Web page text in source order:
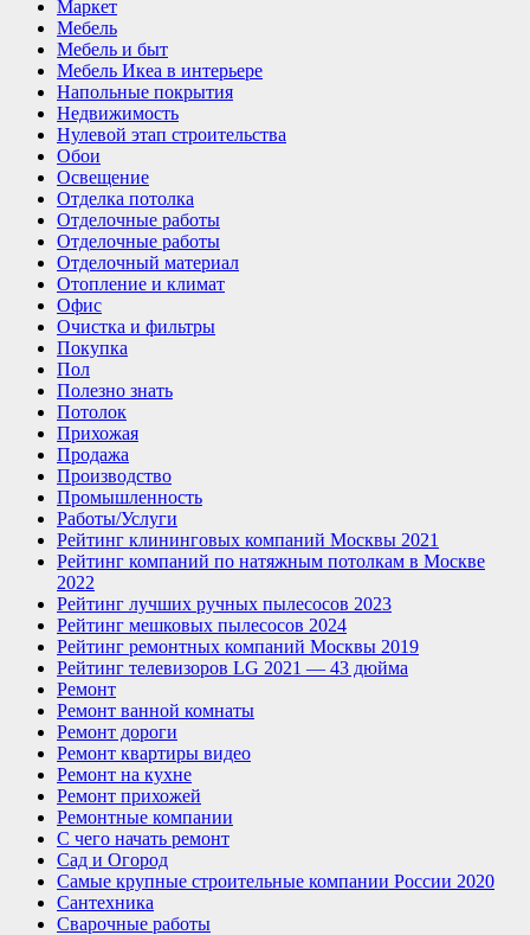
Маркет
Мебель
Мебель и быт
Мебель Икеа в интерьере
Напольные покрытия
Недвижимость
Нулевой этап строительства
Обои
Освещение
Отделка потолка
Отделочные работы
Отделочные работы
Отделочный материал
Отопление и климат
Офис
Очистка и фильтры
Покупка
Пол
Полезно знать
Потолок
Прихожая
Продажа
Производство
Промышленность
Работы/Услуги
Рейтинг клининговых компаний Москвы 2021
Рейтинг компаний по натяжным потолкам в Москве
2022
Рейтинг лучших ручных пылесосов 2023
Рейтинг мешковых пылесосов 2024
Рейтинг ремонтных компаний Москвы 2019
Рейтинг телевизоров LG 2021 — 43 дюйма
Ремонт
Ремонт ванной комнаты
Ремонт дороги
Ремонт квартиры видео
Ремонт на кухне
Ремонт прихожей
Ремонтные компании
С чего начать ремонт
Сад и Огород
Самые крупные строительные компании России 2020
Сантехника
Сварочные работы